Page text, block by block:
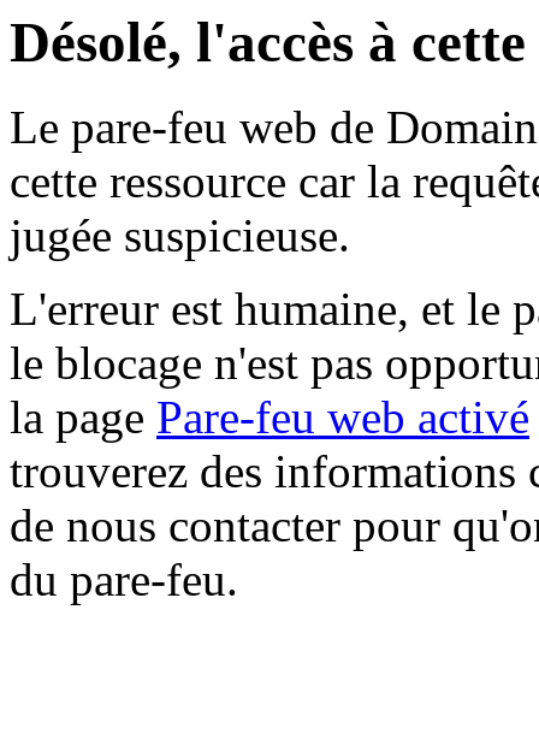
Désolé, l'accès à
Le pare-feu web de
cette ressource car la
jugée suspicieuse.
L'erreur est humaine, et le
le blocage n'est pas
la page Pare-feu web activé
trouverez des informations
de nous contacter pour
du pare-feu.